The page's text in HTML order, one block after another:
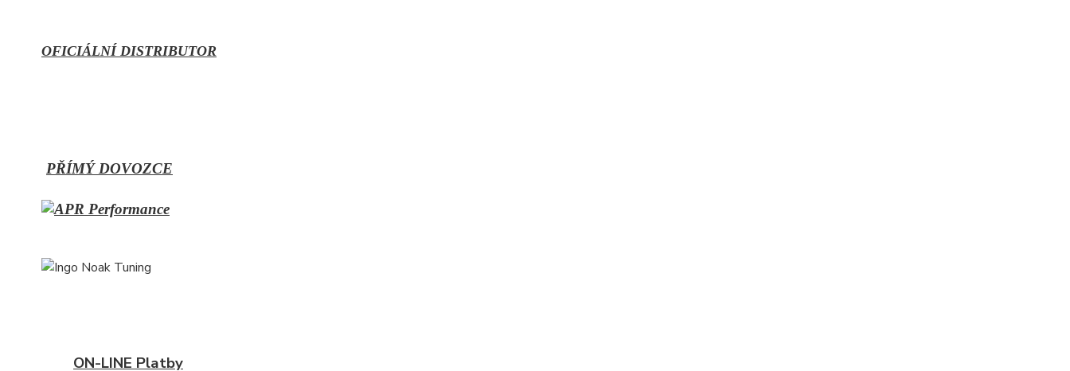
OFICIÁLNÍ DISTRIBUTOR
PŘÍMÝ DOVOZCE
ON-LINE Platby